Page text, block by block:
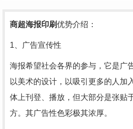
商超海报印刷优势介绍：
1、广告宣传性
海报希望社会各界的参与，它是广
以美术的设计，以吸引更多的人加
体上刊登、播放，但大部分是张贴
方。其广告性色彩极其浓厚。